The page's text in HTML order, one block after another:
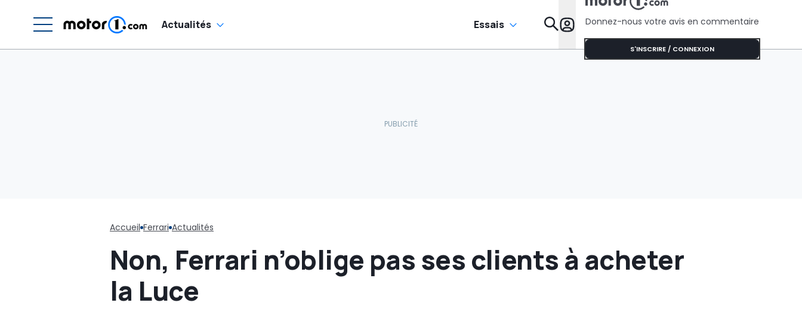
Actualités Essais Donnez-nous votre avis en commentaire
S'INSCRIRE / CONNEXION
Accueil Ferrari Actualités
Non, Ferrari n’oblige pas ses clients à acheter
la Luce
du passé"